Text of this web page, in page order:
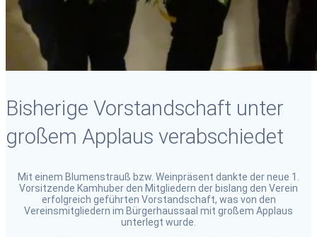
Bisherige Vorstandschaft unter
großem Applaus verabschiedet
Mit einem Blumenstrauß bzw. Weinpräsent dankte der neue 1.
Vorsitzende Kamhuber den Mitgliedern der bislang den Verein
erfolgreich geführten Vorstandschaft, was von den
Vereinsmitgliedern im Bürgerhaussaal mit großem Applaus
unterlegt wurde.